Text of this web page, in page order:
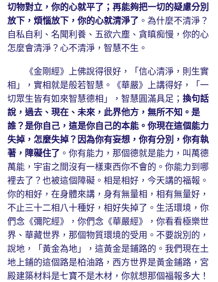
切物對立，你的心就平了；再能夠把一切的疑慮分別
放下，煩惱放下，你的心就清淨了 。為什麼不清淨？
自私自利、名聞利養、五欲六塵、貪瞋痴慢，你的心
怎麼會清淨？心不清淨，智慧不生。
《金剛經》上佛說得很好，「信心清淨，則生實
相」，實相就是般若智慧。《華嚴》上講得好，「一
切眾生皆有如來智慧德相」，智慧圓滿具足； 換句話
說，過去、現在、未來，此界他方，無所不知。是
誰？是你自己，這是你自己的本能。你現在這個能力
失掉，怎麼失掉？因為你有妄想，你有分別，你有執
著，障礙住了 。你有能力，那個德就是能力，叫萬德
萬能，宇宙之間沒有一樣東西你不會的。你能力到哪
裡去了？也被這個障礙。相是相好，今天講的福報。
你的相好，在身體來講，身有無量相，相有無量好，
不止三十二相八十種好，相好失掉了。生活環境，你
們念《彌陀經》，你們念《華嚴經》，你看看極樂世
界、華藏世界，那個物質環境的受用。不要說別的，
說地，「黃金為地」，這黃金是鋪路的。我們現在土
地上鋪的這個路是柏油路，西方世界是黃金鋪路，宮
殿建築材料是七寶不是木材，你就想那個福報多大！